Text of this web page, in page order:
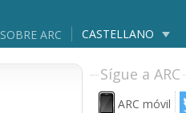
SOBRE ARC CASTELLANO
Sígue a ARC
ARC móvil